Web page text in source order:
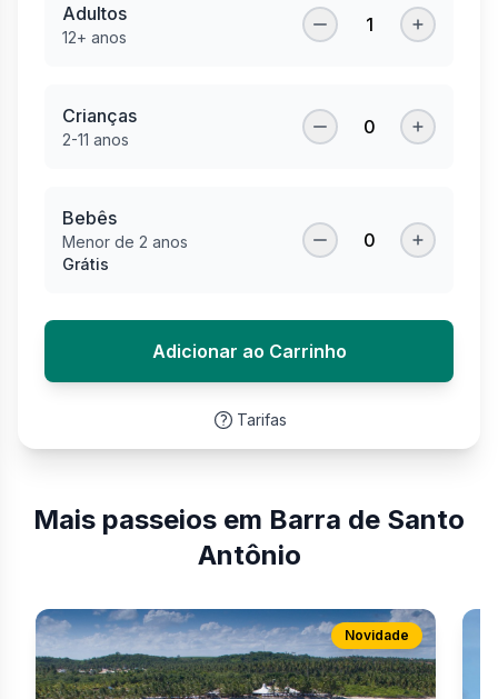
Adultos
12+ anos
1
Crianças
2-11 anos
0
Bebês
Menor de 2 anos
Grátis
0
Adicionar ao Carrinho
Tarifas
Mais passeios em Barra de Santo
Antônio
Novidade